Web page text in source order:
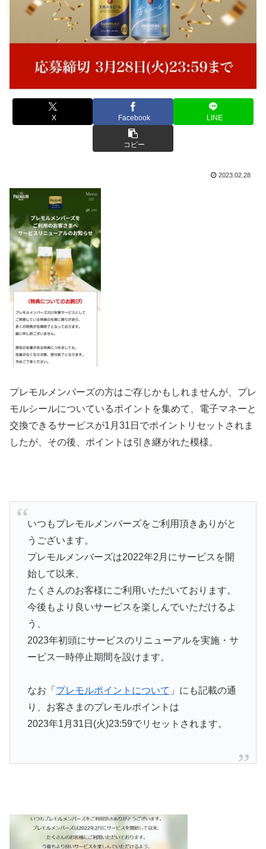
X Facebook LINE
コピー
2023.02.28
プレモルメンバーズの方はご存じかもしれませんが、プレ
モルシールについているポイントを集めて、電子マネーと
交換できるサービスが1月31日でポイントリセットされま
したが、その後、ポイントは引き継がれた模様。
いつもプレモルメンバーズをご利用頂きありがと
うございます。
プレモルメンバーズは2022年2月にサービスを開
始して以来、
たくさんのお客様にご利用いただいております。
今後もより良いサービスを楽しんでいただけるよ
う、
2023年初頭にサービスのリニューアルを実施・サ
ービス一時停止期間を設けます。
なお「 プレモルポイントについて 」にも記載の通
り、お客さまのプレモルポイントは
2023年1月31日(火)23:59でリセットされます。